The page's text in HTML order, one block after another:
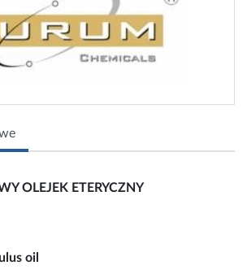
OLEJEK ETERYCZNY
oil